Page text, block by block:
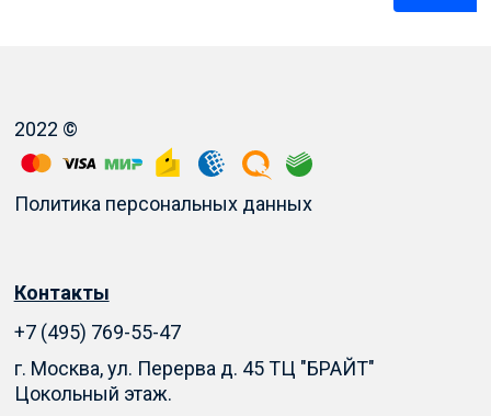
2022 ©
Политика персональных данных
Контакты
+7 (495) 769-55-47
г. Москва, ул. Перерва д. 45 ТЦ "БРАЙТ"
Цокольный этаж.